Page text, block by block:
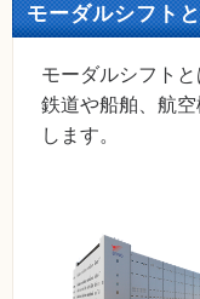
モーダルシフト
モーダルシフト
鉄道や船舶、航
します。